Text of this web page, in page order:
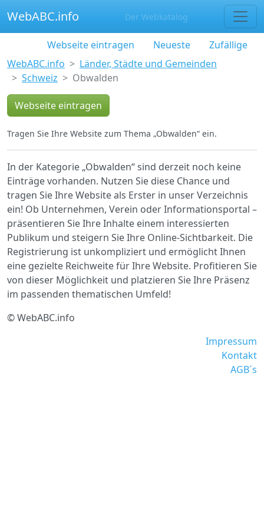
WebABC.info Der Webkatalog
Webseite eintragen Neueste
Zufällige
WebABC.info
Länder, Städte und Gemeinden
Schweiz
Obwalden
Webseite eintragen
Tragen Sie Ihre Website zum Thema „Obwalden“ ein.
In der Kategorie „Obwalden“ sind derzeit noch keine
Einträge vorhanden. Nutzen Sie diese Chance und
tragen Sie Ihre Website als Erster in unser Verzeichnis
ein! Ob Unternehmen, Verein oder Informationsportal –
präsentieren Sie Ihre Inhalte einem interessierten
Publikum und steigern Sie Ihre Online-Sichtbarkeit. Die
Registrierung ist unkompliziert und ermöglicht Ihnen
eine gezielte Reichweite für Ihre Website. Profitieren Sie
von dieser Möglichkeit und platzieren Sie Ihre Präsenz
im passenden thematischen Umfeld!
© WebABC.info
Impressum
Kontakt
AGB´s